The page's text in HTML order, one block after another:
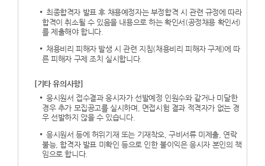
최종합격자 발표 후 채용예정자는 부정합격 시 관련 규정에 따라
합격이 취소될 수 있음을 내용으로 하는 확인서(공정채용 확인서)
를 제출해야 합니다.
채용비리 피해자 발생 시 관련 지침(채용비리 피해자 구제)에 따
른 피해자 구제 조치 실시합니다.
[기타 유의사항]
응시원서 접수결과 응시자가 선발예정 인원수와 같거나 미달한
경우 추가 모집공고를 실시하며, 면접시험 결과 적격자가 없는 경
우 선발하지 않을 수 있습니다.
응시원서 등에 허위기재 또는 기재착오, 구비서류 미제출, 연락
불능, 합격자 발표 미확인 등으로 인한 불이익은 응시자 본인의 책
임으로 합니다.